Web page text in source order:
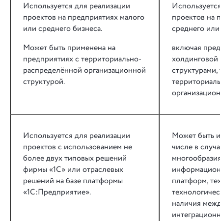
Используется для реализации
проектов на предприятиях малого
или среднего бизнеса.
Может быть применена на
предприятиях с территориально-
распределённой организационной
структурой.
проектов на
среднего
включая
Используется для реализации
проектов с использованием не
более двух типовых решений
фирмы «1С» или отраслевых
решений на базе платформы
«1С:Предприятие».
Может быть
числе в
платформ,
наличия